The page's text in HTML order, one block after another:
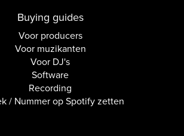
Buying guides
Voor producers
Voor muzikanten
Voor DJ's
Software
Recording
/ Nummer op Spotify zetten